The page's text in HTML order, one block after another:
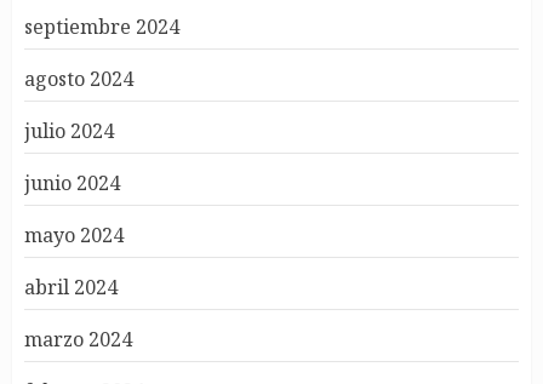
septiembre 2024
agosto 2024
julio 2024
junio 2024
mayo 2024
abril 2024
marzo 2024